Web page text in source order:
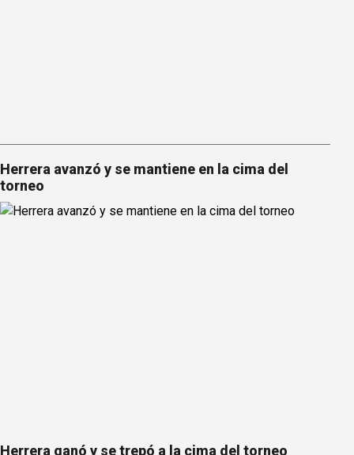
Herrera avanzó y se mantiene en la cima del
torneo
Herrera ganó y se trepó a la cima del torneo